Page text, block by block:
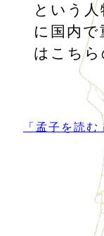
という
に国内
はこち
「孟子を読